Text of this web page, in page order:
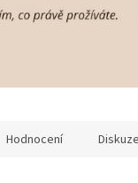
Hodnocení Diskuze